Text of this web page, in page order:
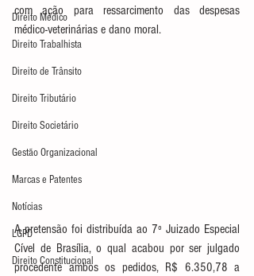
Direito Médico
Direito Trabalhista
Direito de Trânsito
Direito Tributário
Direito Societário
Gestão Organizacional
Marcas e Patentes
Notícias
LGPD
Direito Constitucional
com ação para ressarcimento das despesas
médico-veterinárias e dano moral.
A pretensão foi distribuída ao 7º Juizado Especial
Cível de Brasília, o qual acabou por ser julgado
procedente ambos os pedidos, R$ 6.350,78 a